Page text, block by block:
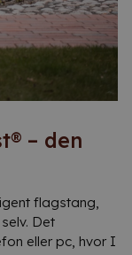
– den
flagstang,
Det
eller pc, hvor I